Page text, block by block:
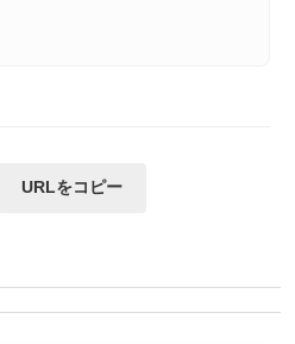
URLをコピー